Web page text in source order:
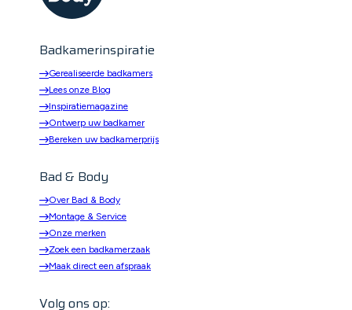
Badkamerinspiratie
Gerealiseerde badkamers
Lees onze Blog
Inspiratiemagazine
Ontwerp uw badkamer
Bereken uw badkamerprijs
Bad & Body
Over Bad & Body
Montage & Service
Onze merken
Zoek een badkamerzaak
Maak direct een afspraak
Volg ons op: